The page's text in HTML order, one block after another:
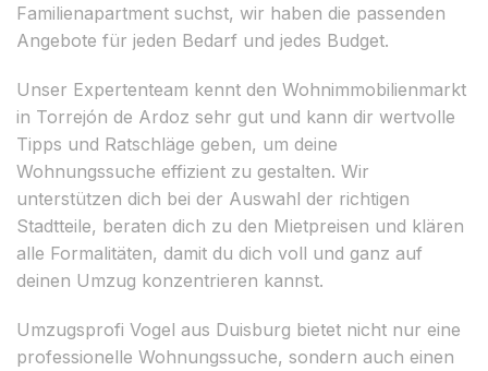
Familienapartment suchst, wir haben die passenden
Angebote für jeden Bedarf und jedes Budget.
Unser Expertenteam kennt den Wohnimmobilienmarkt
in Torrejón de Ardoz sehr gut und kann dir wertvolle
Tipps und Ratschläge geben, um deine
Wohnungssuche effizient zu gestalten. Wir
unterstützen dich bei der Auswahl der richtigen
Stadtteile, beraten dich zu den Mietpreisen und klären
alle Formalitäten, damit du dich voll und ganz auf
deinen Umzug konzentrieren kannst.
Umzugsprofi Vogel aus Duisburg bietet nicht nur eine
professionelle Wohnungssuche, sondern auch einen